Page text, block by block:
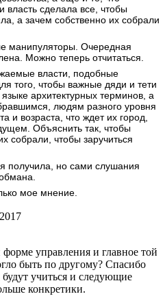
власть сделала все, чтобы
а зачем собственно их собрали
манипуляторы. Очередная
Можно теперь отчитаться.
власти, подобные
того, чтобы важные дяди и тети
архитектурных терминов, а
людям разного уровня
и возраста, что ждет их город,
Объяснить так, чтобы
собрали, чтобы заручиться
получила, но сами слушания
мое мнение.
управления и главное той
быть по другому? Спасибо
будут учиться и следующие
конкретики.